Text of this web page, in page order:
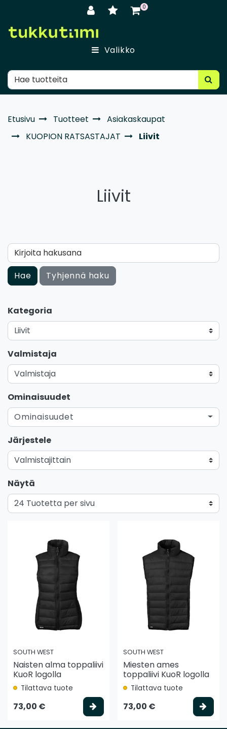
0
Valikko
Etusivu Tuotteet
Asiakaskaupat
KUOPION RATSASTAJAT
Liivit
Liivit
Kirjoita hakusana
Hae Tyhjennä haku
Kategoria
Valmistaja
Ominaisuudet
Ominaisuudet
Järjestele
Näytä
SOUTH WEST
Naisten alma toppaliivi
KuoR logolla
Tilattava tuote
73,00 € Valitse vaihtoehto
SOUTH WEST
Miesten ames
toppaliivi KuoR logolla
Tilattava tuote
73,00 €